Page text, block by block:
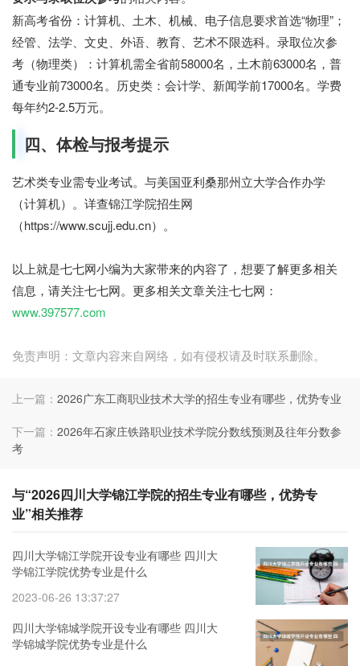
新高考省份：计算机、土木、机械、电子信息要求首选“物理”；
经管、法学、文史、外语、教育、艺术不限选科。录取位次参
考（物理类）：计算机需全省前58000名，土木前63000名，普
通专业前73000名。历史类：会计学、新闻学前17000名。学费
每年约2-2.5万元。
四、体检与报考提示
艺术类专业需专业考试。与美国亚利桑那州立大学合作办学
（计算机）。详查锦江学院招生网
（https://www.scujj.edu.cn）。
以上就是七七网小编为大家带来的内容了，想要了解更多相关
信息，请关注七七网。更多相关文章关注七七网：
www.397577.com
免责声明：文章内容来自网络，如有侵权请及时联系删除。
上一篇： 2026广东工商职业技术大学的招生专业有哪些，优势专业
下一篇： 2026年石家庄铁路职业技术学院分数线预测及往年分数参
考
与“2026四川大学锦江学院的招生专业有哪些，优势专
业”相关推荐
四川大学锦江学院开设专业有哪些 四川大
学锦江学院优势专业是什么
2023-06-26 13:37:27
四川大学锦城学院开设专业有哪些 四川大
学锦城学院优势专业是什么